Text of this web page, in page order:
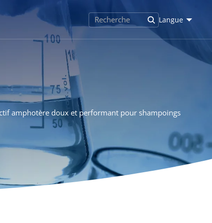
Langue
amphotère doux et performant pour shampoings